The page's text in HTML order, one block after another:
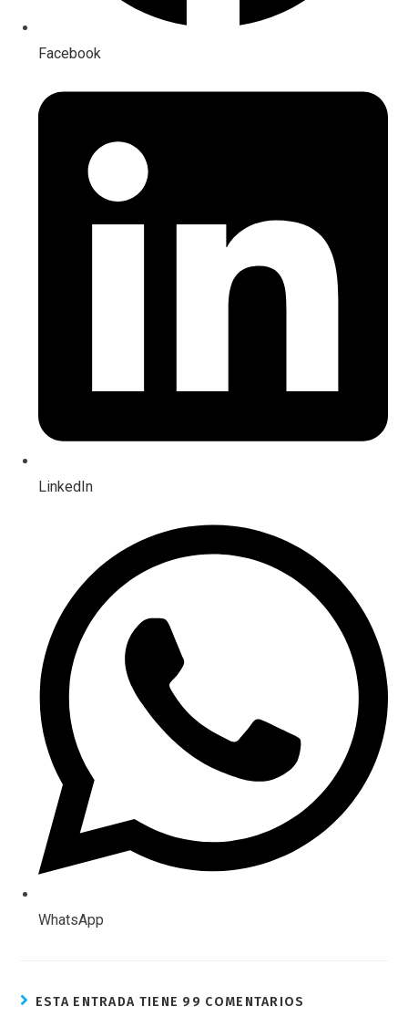
Facebook
LinkedIn
WhatsApp
ESTA ENTRADA TIENE 99 COMENTARIOS